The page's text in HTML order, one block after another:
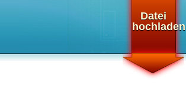
Datei
hochladen